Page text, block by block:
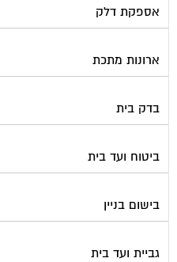
אספקת דלק
ארונות מתכת
בדק בית
ביטוח ועד בית
בישום בניין
גביית ועד בית